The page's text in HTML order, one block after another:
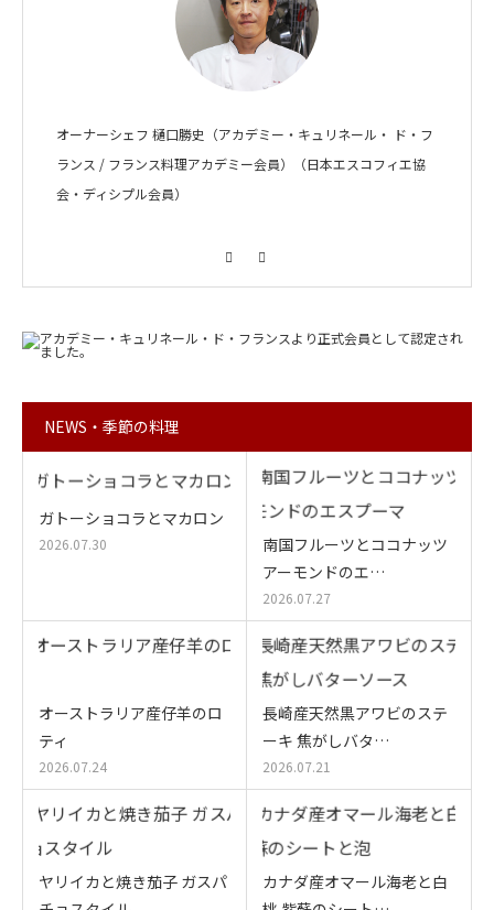
オーナーシェフ 樋口勝史（アカデミー・キュリネール・ ド・フ
ランス / フランス料理アカデミー会員）（日本エスコフィエ協
会・ディシプル会員）
NEWS・季節の料理
ガトーショコラとマカロン
2026.07.30
南国フルーツとココナッツ
アーモンドのエ…
2026.07.27
オーストラリア産仔羊のロ
ティ
2026.07.24
長崎産天然黒アワビのステ
ーキ 焦がしバタ…
2026.07.21
ヤリイカと焼き茄子 ガスパ
カナダ産オマール海老と白